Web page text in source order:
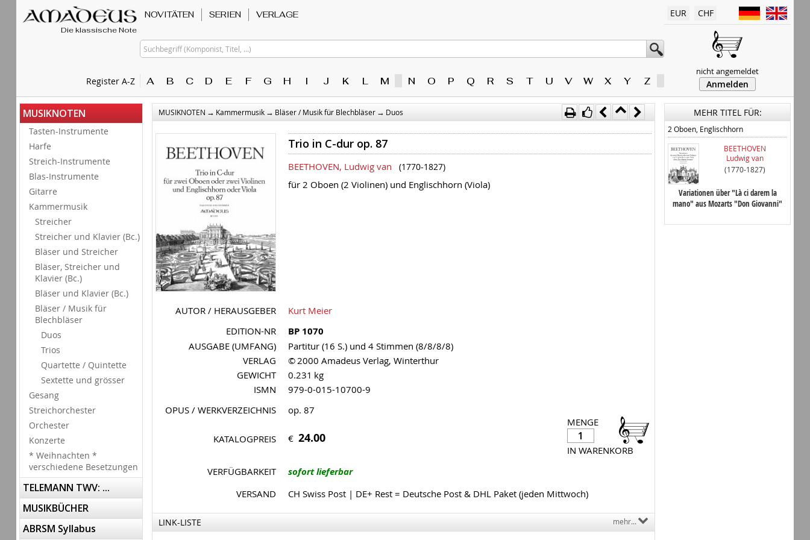
Die klassische Note
Register A-Z
NOVITÄTEN SERIEN VERLAGE
Suchbegriff (Komponist, Titel, ...)
A B C D E F G H I J K L M N O P Q R S T U V W X Y Z
EUR CHF
nicht angemeldet
Anmelden
MUSIKNOTEN
Tasten-Instrumente
Harfe
Streich-Instrumente
Blas-Instrumente
Gitarre
Kammermusik
Streicher
Streicher und Klavier (Bc.)
Bläser und Streicher
Bläser, Streicher und
Klavier (Bc.)
Bläser und Klavier (Bc.)
Bläser / Musik für
Blechbläser
Duos
Trios
Quartette / Quintette
Sextette und grösser
Gesang
Streichorchester
Orchester
Konzerte
* Weihnachten *
verschiedene Besetzungen
TELEMANN TWV: ...
MUSIKBÜCHER
ABRSM Syllabus
MUSIKNOTEN → Kammermusik → Bläser / Musik für Blechbläser → Duos
Trio in C-dur op. 87
BEETHOVEN, Ludwig van (1770-1827)
für 2 Oboen (2 Violinen) und Englischhorn (Viola)
AUTOR / HERAUSGEBER
Kurt Meier
EDITION-NR
BP 1070
AUSGABE (UMFANG)
Partitur (16 S.) und 4 Stimmen (8/8/8/8)
VERLAG
© 2000 Amadeus Verlag, Winterthur
GEWICHT
0.231 kg
ISMN
979-0-015-10700-9
OPUS / WERKVERZEICHNIS
op. 87
MENGE
IN WARENKORB
KATALOGPREIS € 24.00
VERFÜGBARKEIT sofort lieferbar
VERSAND CH Swiss Post | DE+ Rest = Deutsche Post & DHL Paket (jeden Mittwoch)
LINK-LISTE mehr...
MEHR TITEL FÜR:
2 Oboen, Englischhorn
BEETHOVEN
Ludwig van
(1770-1827)
Variationen über "Là ci darem la
mano" aus Mozarts "Don Giovanni"